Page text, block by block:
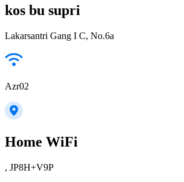
kos bu supri
Lakarsantri Gang I C, No.6a
Azr02
Home WiFi
, JP8H+V9P